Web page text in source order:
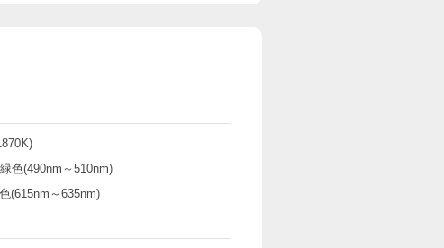
色(490nm～510nm)
(615nm～635nm)